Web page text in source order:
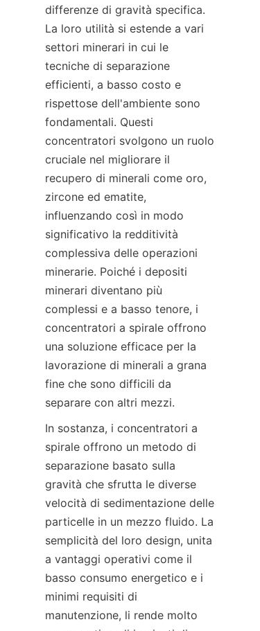
differenze di gravità specifica.
La loro utilità si estende a vari
settori minerari in cui le
tecniche di separazione
efficienti, a basso costo e
rispettose dell'ambiente sono
fondamentali. Questi
concentratori svolgono un ruolo
cruciale nel migliorare il
recupero di minerali come oro,
zircone ed ematite,
influenzando così in modo
significativo la redditività
complessiva delle operazioni
minerarie. Poiché i depositi
minerari diventano più
complessi e a basso tenore, i
concentratori a spirale offrono
una soluzione efficace per la
lavorazione di minerali a grana
fine che sono difficili da
separare con altri mezzi.
In sostanza, i concentratori a
spirale offrono un metodo di
separazione basato sulla
gravità che sfrutta le diverse
velocità di sedimentazione delle
particelle in un mezzo fluido. La
semplicità del loro design, unita
a vantaggi operativi come il
basso consumo energetico e i
minimi requisiti di
manutenzione, li rende molto